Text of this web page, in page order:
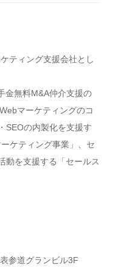
ティング支援会社とし
金無料M&A仲介支援の
マーケティングのコ
SEOの内製化を支援す
ケティング事業」、セ
動を支援する「セールス
参道グランビル3F